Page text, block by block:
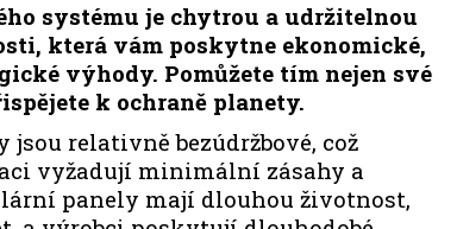
systému je chytrou a udržitelnou
která vám poskytne ekonomické,
výhody. Pomůžete tím nejen své
k ochraně planety.
relativně bezúdržbové, což
vyžadují minimální zásahy a
panely mají dlouhou životnost,